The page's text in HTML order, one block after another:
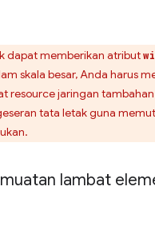
dapat memberikan atribut
skala besar, Anda harus
resource jaringan
tata letak guna
lambat